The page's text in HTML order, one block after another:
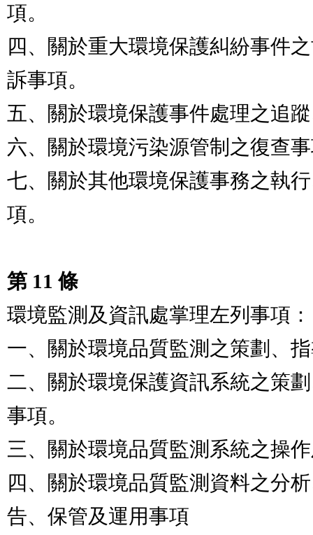
項。
四、關於重大環境保護糾紛事件
訴事項。
五、關於環境保護事件處理之追
六、關於環境污染源管制之復查
七、關於其他環境保護事務之執
項。
第 11 條
環境監測及資訊處掌理左列事項：
一、關於環境品質監測之策劃、
二、關於環境保護資訊系統之策
事項。
三、關於環境品質監測系統之操
四、關於環境品質監測資料之分
告、保管及運用事項